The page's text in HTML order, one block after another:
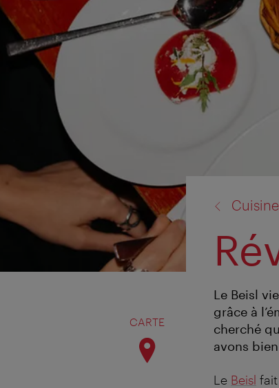
CARTE
Le Beisl
grâce à
cherché
avons
Le Beisl